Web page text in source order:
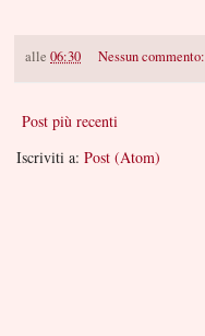
alle 06:30 Nessun commento:
Post più recenti
Iscriviti a: Post (Atom)